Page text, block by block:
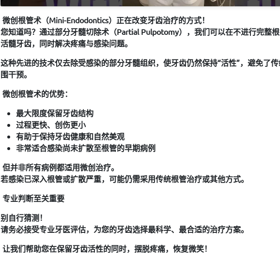
微创根管术 （Mini-Endodontics） 正在改变牙齿治疗的方式！
您知道吗？通过部分牙髓切除术 （Partial Pulpotomy），我们可以在不进行完整
活髓牙齿， 同时解决疼痛与感染问题。
这种先进的技术仅去除受感染的部分牙髓组织，使牙齿仍然保持“活性”，避免了
围干预。
微创根管术的优势：
最大限度保留牙齿结构
过程更快、创伤更小
有助于保持牙齿健康和自然美观
非常适合感染尚未扩散至根管的早期病例
但并非所有病例都适用微创治疗。
若感染已深入根管或扩散严重，可能仍需采用传统根管治疗或其他方式。
专业判断至关重要
别自行猜测！
请务必接受专业牙医评估，为您的牙齿选择最科学、最合适的治疗方案。
让我们帮助您在保留牙齿活性的同时，摆脱疼痛，恢复微笑！